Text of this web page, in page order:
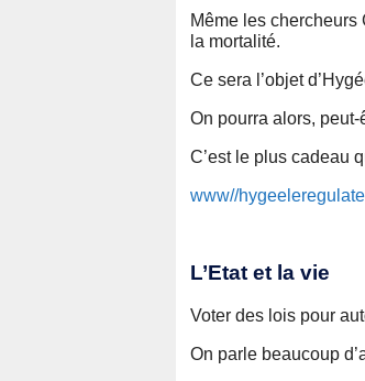
Même les
la mortalité.
Ce sera l’objet
On pourra alors,
C’est le plus cadeau
www//
L’Etat et la vie
Voter des lois pour
On parle beaucoup